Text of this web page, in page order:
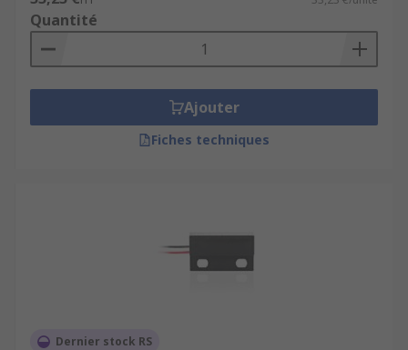
Quantité
Ajouter
Fiches techniques
Dernier stock RS